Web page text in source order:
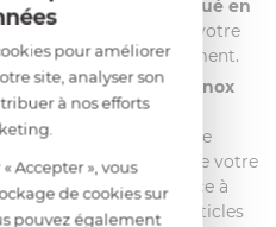
Ecocert et fabriqué en
pour l’entretien de votre
et l’environnement.
inox avec le produit
Renox
l’entretiende votre
. De manière générale
lors du lavage de votre
. En effet, grâce à
performance, les articles
pour améliorer
site, analyser son
à nos efforts
Accepter », vous
de cookies sur
pouvez également